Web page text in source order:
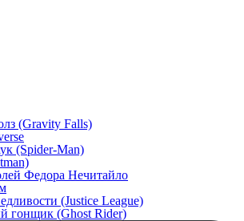
(Gravity Falls)
(Spider-Man)
Федора Нечитайло
(Justice League)
гонщик (Ghost Rider)